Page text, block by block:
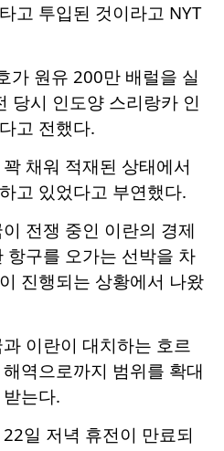
고 투입된 것이라고 NYT
가 원유 200만 배럴을 실
당시 인도양 스리랑카 인
고 전했다.
채워 적재된 상태에서
고 있었다고 부연했다.
전쟁 중인 이란의 경제
항구를 오가는 선박을 차
진행되는 상황에서 나왔
이란이 대치하는 호르
역으로까지 범위를 확대
는다.
일 저녁 휴전이 만료되